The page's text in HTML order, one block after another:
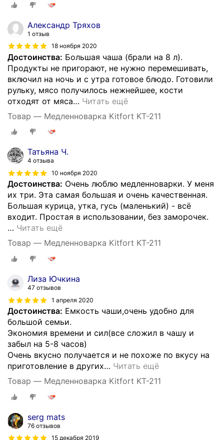
Александр Тряхов
1 отзыв
18 ноября 2020
Достоинства: Большая чаша (брали на 8 л).
Продукты не пригорают, не нужно перемешивать,
включил на ночь и с утра готовое блюдо. Готовили
рульку, мясо получилось нежнейшее, кости
отходят от мяса… Читать ещё
Товар — Медленноварка Kitfort KT-211
Татьяна Ч.
4 отзыва
10 ноября 2020
Достоинства: Очень люблю медленноварки. У меня
их три. Эта самая большая и очень качественная.
Большая курица, утка, гусь (маленький) - всё
входит. Простая в использовании, без заморочек.
… Читать ещё
Товар — Медленноварка Kitfort KT-211
Лиза Ючкина
47 отзывов
1 апреля 2020
Достоинства: Емкость чаши,очень удобно для
большой семьи.
Экономия времени и сил(все сложил в чашу и
забыл на 5-8 часов)
Очень вкусно получается и не похоже по вкусу на
приготовление в других… Читать ещё
Товар — Медленноварка Kitfort KT-211
serg mats
76 отзывов
15 декабря 2019